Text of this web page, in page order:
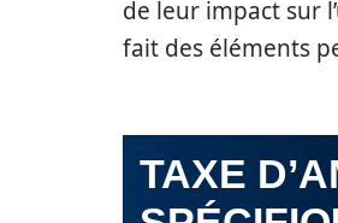
de leur impact sur
fait des éléments
TAXE